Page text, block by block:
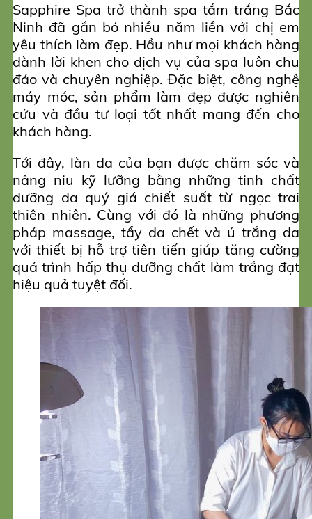
Sapphire Spa trở thành spa tắm trắng Bắc
Ninh đã gắn bó nhiều năm liền với chị em
yêu thích làm đẹp. Hầu như mọi khách hàng
dành lời khen cho dịch vụ của spa luôn chu
đáo và chuyên nghiệp. Đặc biệt, công nghệ
máy móc, sản phẩm làm đẹp được nghiên
cứu và đầu tư loại tốt nhất mang đến cho
khách hàng.
Tới đây, làn da của bạn được chăm sóc và
nâng niu kỹ lưỡng bằng những tinh chất
dưỡng da quý giá chiết suất từ ngọc trai
thiên nhiên. Cùng với đó là những phương
pháp massage, tẩy da chết và ủ trắng da
với thiết bị hỗ trợ tiên tiến giúp tăng cường
quá trình hấp thụ dưỡng chất làm trắng đạt
hiệu quả tuyệt đối.